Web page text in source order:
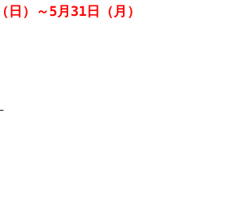
）～5月31日（月）